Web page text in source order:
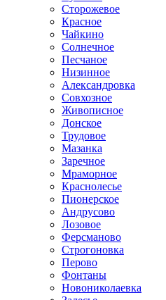
Сторожевое
Красное
Чайкино
Солнечное
Песчаное
Низинное
Александровка
Совхозное
Живописное
Донское
Трудовое
Мазанка
Заречное
Мраморное
Краснолесье
Пионерское
Андрусово
Лозовое
Ферсманово
Строгоновка
Перово
Фонтаны
Новониколаевка